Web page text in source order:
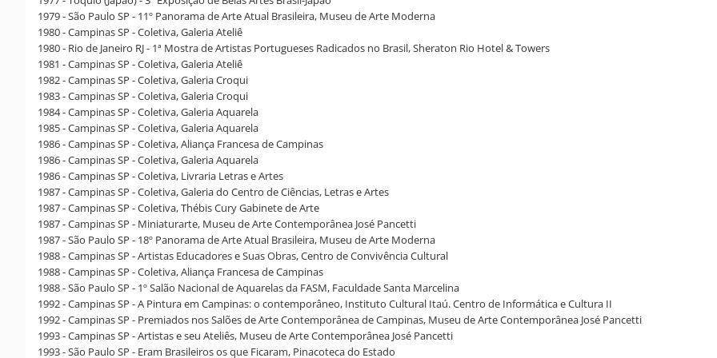
1979 - São Paulo SP - 11º Panorama de Arte Atual Brasileira, Museu de Arte Moderna
1980 - Campinas SP - Coletiva, Galeria Ateliê
1980 - Rio de Janeiro RJ - 1ª Mostra de Artistas Portugueses Radicados no Brasil, Sheraton Rio Hotel & Towers
1981 - Campinas SP - Coletiva, Galeria Ateliê
1982 - Campinas SP - Coletiva, Galeria Croqui
1983 - Campinas SP - Coletiva, Galeria Croqui
1984 - Campinas SP - Coletiva, Galeria Aquarela
1985 - Campinas SP - Coletiva, Galeria Aquarela
1986 - Campinas SP - Coletiva, Aliança Francesa de Campinas
1986 - Campinas SP - Coletiva, Galeria Aquarela
1986 - Campinas SP - Coletiva, Livraria Letras e Artes
1987 - Campinas SP - Coletiva, Galeria do Centro de Ciências, Letras e Artes
1987 - Campinas SP - Coletiva, Thébis Cury Gabinete de Arte
1987 - Campinas SP - Miniaturarte, Museu de Arte Contemporânea José Pancetti
1987 - São Paulo SP - 18º Panorama de Arte Atual Brasileira, Museu de Arte Moderna
1988 - Campinas SP - Artistas Educadores e Suas Obras, Centro de Convivência Cultural
1988 - Campinas SP - Coletiva, Aliança Francesa de Campinas
1988 - São Paulo SP - 1º Salão Nacional de Aquarelas da FASM, Faculdade Santa Marcelina
1992 - Campinas SP - A Pintura em Campinas: o contemporâneo, Instituto Cultural Itaú. Centro de Informática e Cultura II
1992 - Campinas SP - Premiados nos Salões de Arte Contemporânea de Campinas, Museu de Arte Contemporânea José Pancetti
1993 - Campinas SP - Artistas e seu Ateliês, Museu de Arte Contemporânea José Pancetti
1993 - São Paulo SP - Eram Brasileiros os que Ficaram, Pinacoteca do Estado